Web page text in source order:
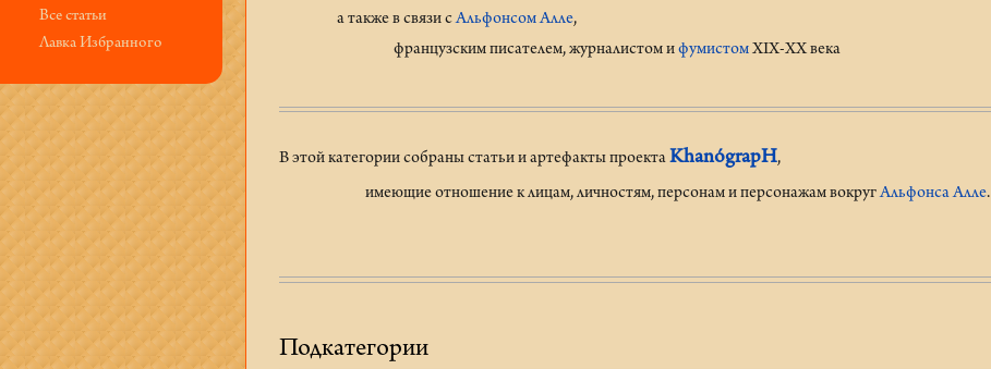
а также в связи сАльфонсом Алле,
французским писателем, журналистом ифумистомXIX-XX века
В этой категории собраны статьи и артефакты проектаKhanógrapH,
имеющие отношение к лицам, личностям, персонам и персонажам вокругАльфонса Алле.
Подкатегории
Все статьи
Лавка Избранного